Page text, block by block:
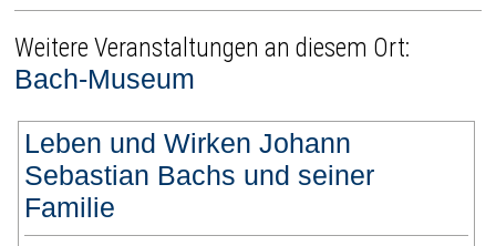
Weitere Veranstaltungen an diesem Ort:
Bach-Museum
Leben und Wirken Johann
Sebastian Bachs und seiner
Familie